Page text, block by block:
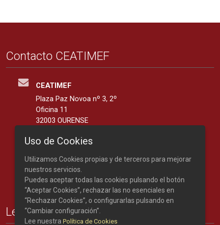
Contacto CEATIMEF
CEATIMEF
Plaza Paz Novoa nº 3, 2º
Oficina 11
32003 OURENSE
Teléfono: 988 219 893
Legal
Uso de Cookies
Utilizamos Cookies propias y de terceros para mejorar
nuestros servicios.
Puedes aceptar todas las cookies pulsando el botón
“Aceptar Cookies”, rechazar las no esenciales en
“Rechazar Cookies”, o configurarlas pulsando en
“Cambiar configuración”.
Lee nuestra Política de Cookies